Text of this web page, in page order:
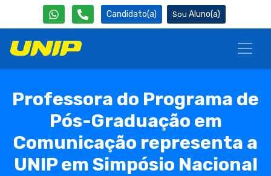
Candidato(a) Aluno(a)
Professora do Programa de
Pós-Graduação em
Comunicação representa a
UNIP em Simpósio Nacional